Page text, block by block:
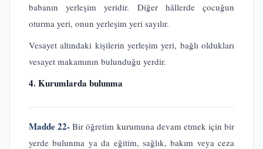
babanın yerleşim yeridir. Diğer hâllerde çocuğun
oturma yeri, onun yerleşim yeri sayılır.
Vesayet altındaki kişilerin yerleşim yeri, bağlı oldukları
vesayet makamının bulunduğu yerdir.
4. Kurumlarda bulunma
Madde 22- Bir öğretim kurumuna devam etmek için bir
yerde bulunma ya da eğitim, sağlık, bakım veya ceza